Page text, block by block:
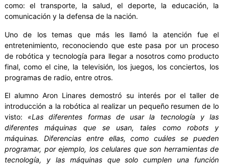
como: el transporte, la salud, el deporte, la educación, la
comunicación y la defensa de la nación.
Uno de los temas que más les llamó la atención fue el
entretenimiento, reconociendo que este pasa por un proceso
de robótica y tecnología para llegar a nosotros como producto
final, como el cine, la televisión, los juegos, los conciertos, los
programas de radio, entre otros.
El alumno Aron Linares demostró su interés por el taller de
introducción a la robótica al realizar un pequeño resumen de lo
visto: «Las diferentes formas de usar la tecnología y las
diferentes máquinas que se usan, tales como robots y
máquinas. Diferencias entre ellas, como cuáles se pueden
programar, por ejemplo, los celulares que son herramientas de
tecnología, y las máquinas que solo cumplen una función